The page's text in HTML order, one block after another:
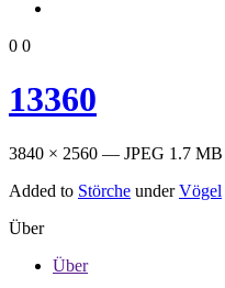
0 0
13360
3840 × 2560 — JPEG 1.7 MB
Added to Störche underVögel
Über
Über